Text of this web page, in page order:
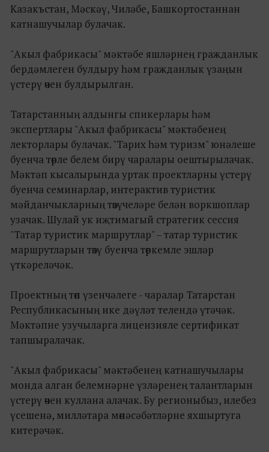
Казакъстан, Мәскәү, Чиләбе, Башкортостаннан
катнашучылар булачак.
"Акыл фабрикасы" мәктәбе яшләрнең гражданлык
бердәмлеген булдыру һәм гражданлык үзаңын
үстерү өчен булдырылган.
Татарстанның алдынгы спикерлары һәм
экспертлары "Акыл фабрикасы" мәктәбенең
лекторлары булачак. "Тарих һәм туризм" юнәлеше
буенча төрле белем бирү чаралары оештырылачак.
Мәктәп кысалырында уртак проектларны үстерү
буенча семинарлар, интерактив туристик
мәйданчыкларның төзүчеләре белән воркшоплар
узачак. Шулай ук иҗтимагый стратегик сессия
"Татар туристик маршрутлар" – татар туристик
маршрутларын төзү буенча төркемле эшләр
үткәреләчәк.
Проектның төп үзенчәлеге - чаралар Татарстан
Республикасының ике дәүләт телендә үтәчәк.
Мәктәпне узучыларга лицензияле сертификат
тапшыралачак.
"Акыл фабрикасы" мәктәбенең катнашучылары
монда алган белемнәрне үзләренең талантларын
үстерү өчен куллана алачак. Бу регионыбыз, илебез
үсешенә, милләтара мөнәсәбәтләрне яхшыртуга
китерәчәк.